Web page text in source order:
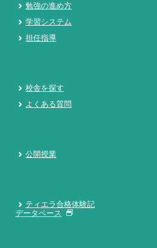
勉強の進め方
学習システム
担任指導
校舎を探す
よくある質問
公開授業
ティエラ合格体験記
データベース